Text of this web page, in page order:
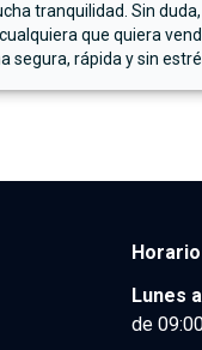
tranquilidad. Sin duda,
que quiera
segura, rápida y sin
Horario
Lunes
de